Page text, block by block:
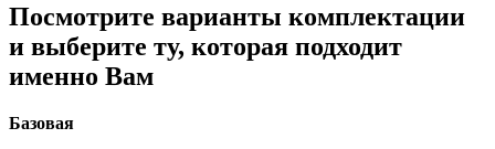
Посмотрите варианты комплектации
и выберите ту, которая подходит
именно Вам
Базовая